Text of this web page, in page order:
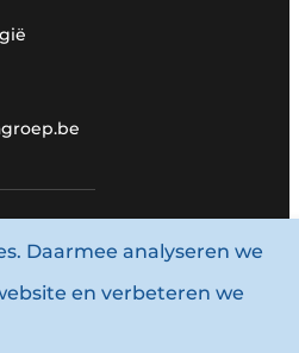
Louwersmediagroep.
voorwaarden
Daarmee analyseren we
en verbeteren we